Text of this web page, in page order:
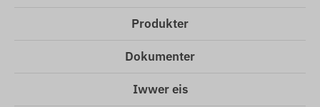
Produkter
Dokumenter
Iwwer eis